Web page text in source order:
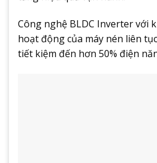
Công nghệ BLDC Inverter với
hoạt động của máy nén liên
tiết kiệm đến hơn 50% điện